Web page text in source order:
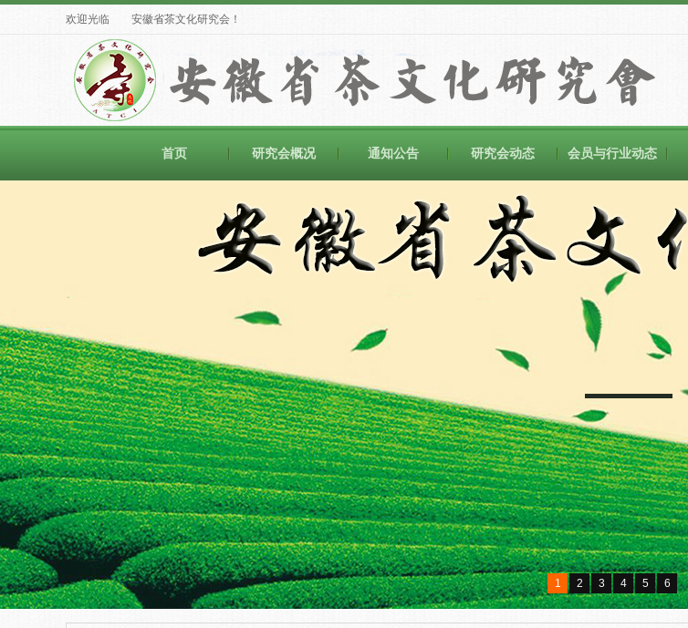
欢迎光临 安徽省茶文化研究会！
首页 研究会概况 通知公告 研究会动态 会员与行业动态
1 2 3 4 5 6